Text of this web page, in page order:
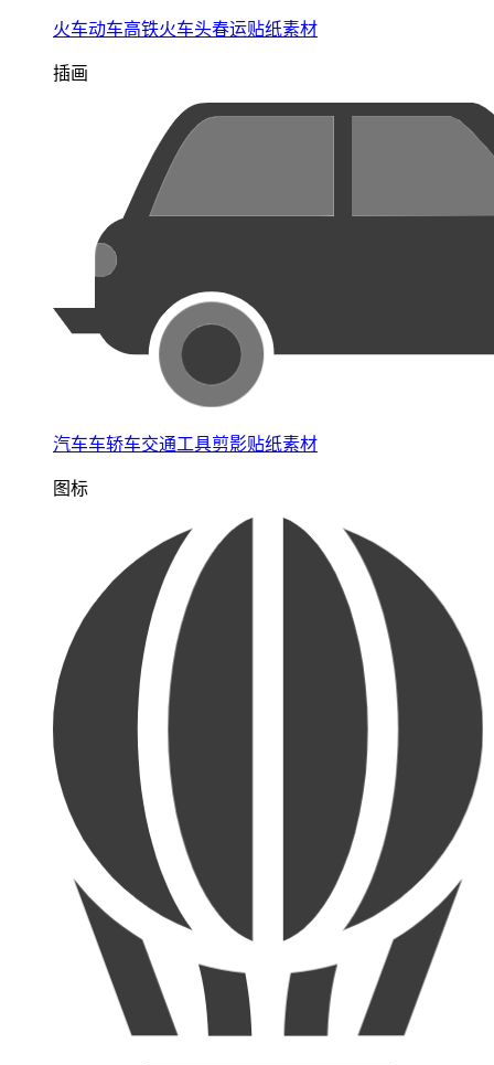
火车动车高铁火车头春运贴纸素材
插画
汽车车轿车交通工具剪影贴纸素材
图标